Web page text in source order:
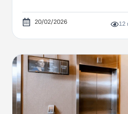
20/02/2026 12